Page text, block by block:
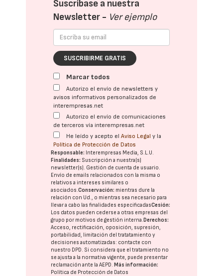
Suscríbase a nuestra
Newsletter - Ver ejemplo
SUSCRIBIRME GRATIS
Marcar todos
Autorizo el envío de newsletters y
avisos informativos personalizados de
interempresas.net
Autorizo el envío de comunicaciones
de terceros vía interempresas.net
He leído y acepto elAviso Legal y la
Política de Protección de Datos
Responsable: Interempresas Media, S.L.U.
Finalidades: Suscripción a nuestra(s)
newsletter(s). Gestión de cuenta de usuario.
Envío de emails relacionados con la misma o
relativos a intereses similares o
asociados.Conservación: mientras dure la
relación con Ud., o mientras sea necesario para
llevar a cabo las finalidades especificadasCesión:
Los datos pueden cederse a otras empresas del
grupo por motivos de gestión interna.Derechos:
Acceso, rectificación, oposición, supresión,
portabilidad, limitación del tratatamiento y
decisiones automatizadas: contacte con
nuestro DPD. Si considera que el tratamiento no
se ajusta a la normativa vigente, puede presentar
reclamación ante laAEPD.Más información:
Política de Protección de Datos